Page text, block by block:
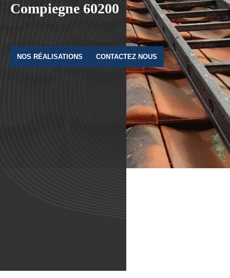
Compiegne 60200
NOS RÉALISATIONS CONTACTEZ NOUS